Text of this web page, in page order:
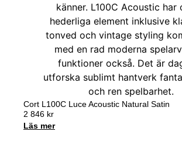
Cort L100C Luce Acoustic Natural Satin
2 846 kr
Läs mer